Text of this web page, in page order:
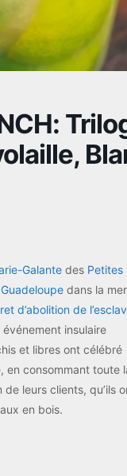
Galante des Petites
Guadeloupe dans la mer
d’abolition de
insulaire
et libres ont célébré
en consommant toute
leurs clients, qu’ils
en bois.